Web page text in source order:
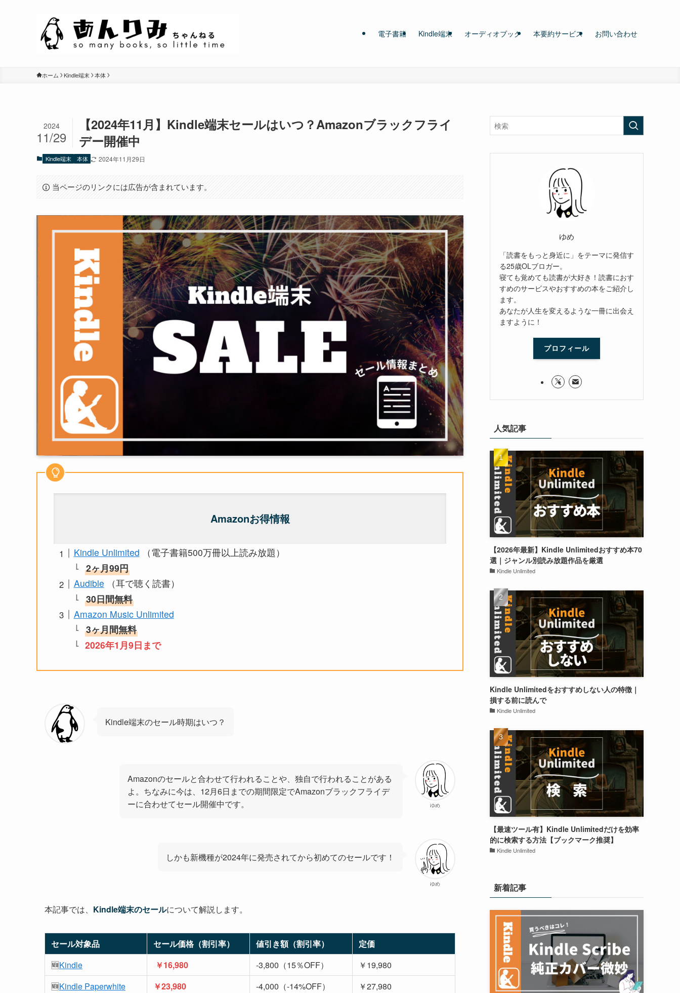
電子書籍 Kindle端末 オーディオブック 本要約サービス お問い合わせ
ホーム Kindle端末 本体
【2024年11月】Kindle端末セールはいつ？Amazonブラックフライ
デー開催中
2024
11/29
Kindle端末 本体 2024年11月29日
当ページのリンクには広告が含まれています。
Amazonお得情報
Kindle Unlimited
（電子書籍500万冊以上読み放題）
2ヶ月99円
Audible （耳で聴く読書）
30日間無料
Amazon Music Unlimited
3ヶ月間無料
2026年1月9日まで
Kindle端末のセール時期はいつ？
ゆめ
Amazonのセールと合わせて行われることや、独自で行われることがある
よ。ちなみに今は、12月6日までの期間限定でAmazonブラックフライデ
ーに合わせてセール開催中です。
ゆめ
しかも新機種が2024年に発売されてから初めてのセールです！
本記事では、 Kindle端末のセールについて解説します。
セール対象品 セール価格（割引率） 値引き額（割引率）
定価
🆕Kindle ￥16,980 -3,800（15％OFF）
￥19,980
🆕Kindle Paperwhite ￥23,980 -4,000（-14%OFF）
￥27,980
ゆめ
「読書をもっと身近に」をテーマに発信す
る25歳OLブロガー。
寝ても覚めても読書が大好き！読書におす
すめのサービスやおすすめの本をご紹介し
ます。
あなたが人生を変えるような一冊に出会え
ますように！
プロフィール
人気記事
【2026年最新】Kindle Unlimitedおすすめ本70
選｜ジャンル別読み放題作品を厳選
Kindle Unlimited
Kindle Unlimitedをおすすめしない人の特徴｜
損する前に読んで
Kindle Unlimited
【最速ツール有】Kindle Unlimitedだけを効率
的に検索する方法【ブックマーク推奨】
Kindle Unlimited
新着記事